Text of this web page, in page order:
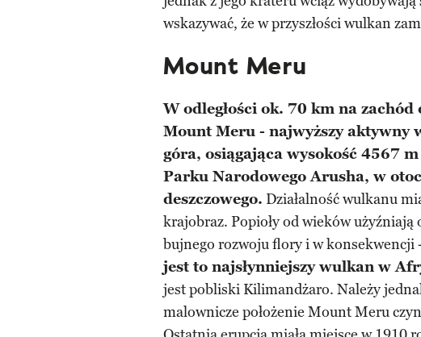
wskazywać, że w przyszłości wulkan
Mount Meru
W odległości ok. 70 km na
Mount Meru - najwyższy aktywny
góra, osiągająca wysokość 4567
Parku Narodowego Arusha, w
deszczowego. Działalność wulkanu
krajobraz. Popioły od wieków użyźniają
bujnego rozwoju flory i w konsekwencji
jest to najsłynniejszy wulkan w
jest pobliski Kilimandżaro. Należy
malownicze położenie Mount Meru